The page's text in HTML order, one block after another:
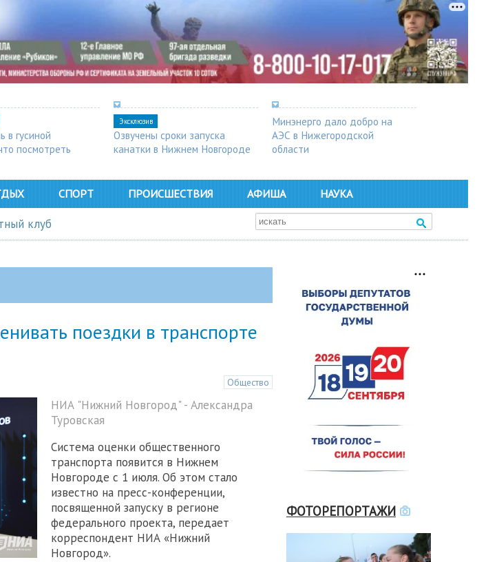
в гусиной
посмотреть
Эксклюзив
Озвучены сроки запуска
канатки в Нижнем Новгороде
Минэнерго дало добро на
АЭС в Нижегородской
области
СПОРТ ПРОИСШЕСТВИЯ АФИША НАУКА
клуб
поездки в транспорте
Общество
НИА "Нижний Новгород" - Александра
Туровская
Система оценки общественного
транспорта появится в Нижнем
Новгороде с 1 июля. Об этом стало
известно на пресс-конференции,
посвященной запуску в регионе
федерального проекта, передает
корреспондент НИА «Нижний
Новгород».
ФОТОРЕПОРТАЖИ